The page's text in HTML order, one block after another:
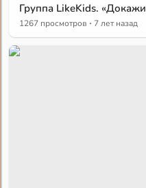
Группа LikeKids.
1267 просмотров · 7 лет назад